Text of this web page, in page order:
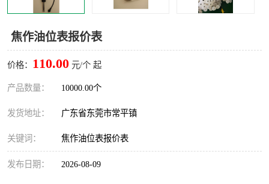
焦作油位表报价表
价格： 110.00 元/个 起
产品数量： 10000.00个
发货地址： 广东省东莞市常平镇
关键词： 焦作油位表报价表
发布日期： 2026-08-09